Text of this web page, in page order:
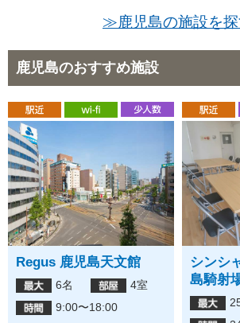
≫鹿児島の施設を
鹿児島のおすすめ施設
Regus 鹿児島天文館
6名
4室
9:00〜18:00
シンシ
島騎射